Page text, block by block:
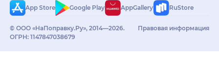
App Store
Google Play AppGallery RuStore
© ООО «НаПоправку.Ру», 2014—2026.
ОГРН: 1147847038679
Правовая информация